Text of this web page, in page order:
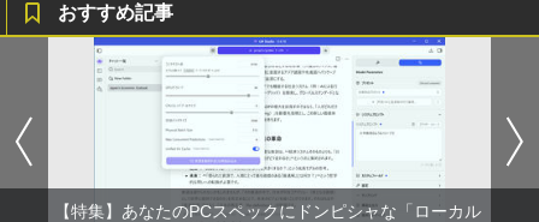
おすすめ記事
【特集】あなたのPCスペックにドンピシャな「ローカル